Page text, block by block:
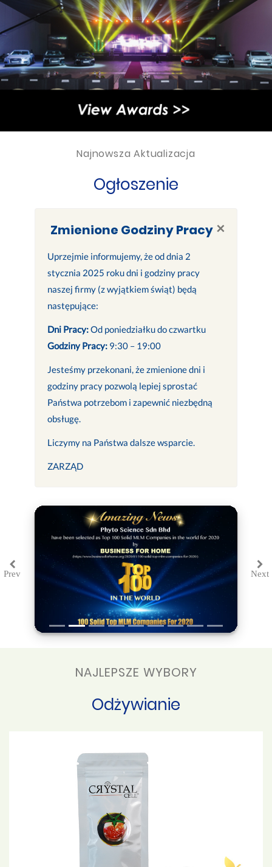
Najnowsza Aktualizacja
Ogłoszenie
×
Zmienione Godziny Pracy
Uprzejmie informujemy, że od dnia 2
stycznia 2025 roku dni i godziny pracy
naszej firmy (z wyjątkiem świąt) będą
następujące:
Dni Pracy:Od poniedziałku do czwartku
Godziny Pracy: 9:30 – 19:00
Jesteśmy przekonani, że zmienione dni i
godziny pracy pozwolą lepiej sprostać
Państwa potrzebom i zapewnić niezbędną
obsługę.
Liczymy na Państwa dalsze wsparcie.
ZARZĄD
PrevPrevious Next
NAJLEPSZE WYBORY
Odżywianie